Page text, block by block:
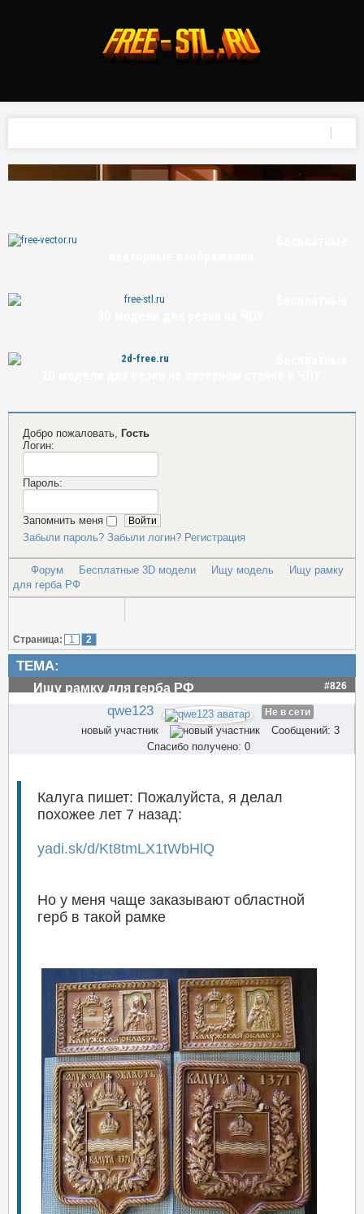
Добро пожаловать,
Гость
Логин:
Пароль:
Запомнить меня
Забыли пароль? Забыли логин? Регистрация
Форум Бесплатные 3D модели Ищу модель
Ищу рамку
для герба РФ
Страница: 1 2
ТЕМА:
Ищу рамку для герба РФ #826
qwe123 Не в сети
новый участник
Сообщений: 3
Спасибо получено: 0
Калуга пишет: Пожалуйста, я делал
похожее лет 7 назад:
yadi.sk/d/Kt8tmLX1tWbHlQ
Но у меня чаще заказывают областной
герб в такой рамке